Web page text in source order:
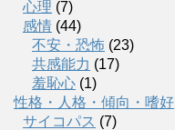
心理 (7)
感情 (44)
不安・恐怖 (23)
共感能力 (17)
羞恥心 (1)
性格・人格・傾向・嗜好
サイコパス (7)